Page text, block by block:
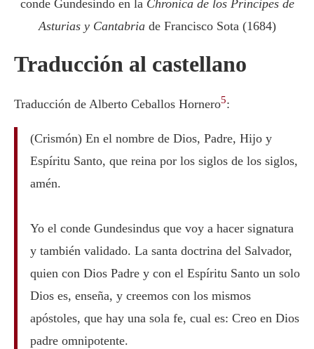
conde Gundesindo en laChronica de los Príncipes de
Asturias y Cantabriade Francisco Sota (1684)
Traducción al castellano
Traducción de Alberto Ceballos Hornero5:
(Crismón) En el nombre de Dios, Padre, Hijo y
Espíritu Santo, que reina por los siglos de los siglos,
amén.
Yo el conde Gundesindus que voy a hacer signatura
y también validado. La santa doctrina del Salvador,
quien con Dios Padre y con el Espíritu Santo un solo
Dios es, enseña, y creemos con los mismos
apóstoles, que hay una sola fe, cual es: Creo en Dios
padre omnipotente.